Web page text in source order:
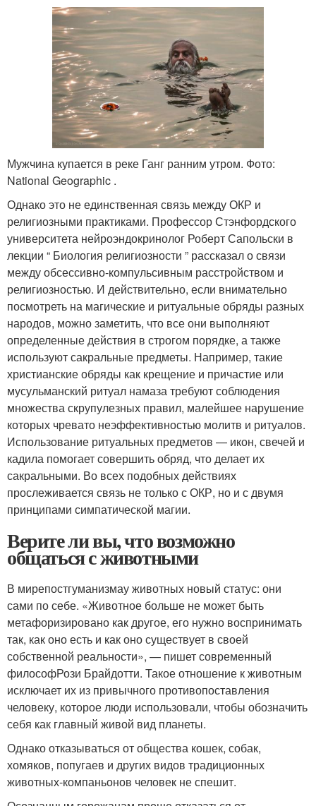
Мужчина купается в реке Ганг ранним утром. Фото:
National Geographic .
Однако это не единственная связь между ОКР и
религиозными практиками. Профессор Стэнфордского
университета нейроэндокринолог Роберт Сапольски в
лекции “ Биология религиозности ” рассказал о связи
между обсессивно-компульсивным расстройством и
религиозностью. И действительно, если внимательно
посмотреть на магические и ритуальные обряды разных
народов, можно заметить, что все они выполняют
определенные действия в строгом порядке, а также
используют сакральные предметы. Например, такие
христианские обряды как крещение и причастие или
мусульманский ритуал намаза требуют соблюдения
множества скрупулезных правил, малейшее нарушение
которых чревато неэффективностью молитв и ритуалов.
Использование ритуальных предметов — икон, свечей и
кадила помогает совершить обряд, что делает их
сакральными. Во всех подобных действиях
прослеживается связь не только с ОКР, но и с двумя
принципами симпатической магии.
Верите ли вы, что возможно
общаться с животными
В мирепостгуманизмау животных новый статус: они
сами по себе. «Животное больше не может быть
метафоризировано как другое, его нужно воспринимать
так, как оно есть и как оно существует в своей
собственной реальности», — пишет современный
философРози Брайдотти. Такое отношение к животным
исключает их из привычного противопоставления
человеку, которое люди использовали, чтобы обозначить
себя как главный живой вид планеты.
Однако отказываться от общества кошек, собак,
хомяков, попугаев и других видов традиционных
животных-компаньонов человек не спешит.